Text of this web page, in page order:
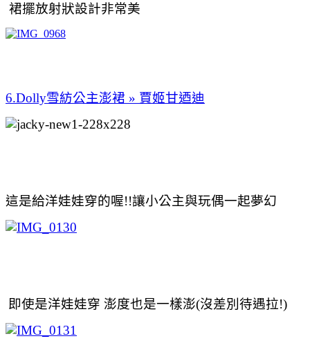
裙擺放射狀設計非常美
6.Dolly雪紡公主澎裙 » 賈姬甘迺迪
這是給洋娃娃穿的喔!!讓小公主與玩偶一起夢幻
即使是洋娃娃穿 澎度也是一樣澎(沒差別待遇拉!)